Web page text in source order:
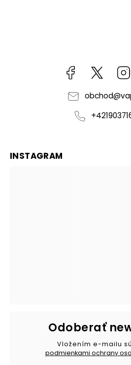
Facebook
obchod@
INSTAGRAM
Odoberať
Vložením e-mailu
podmienkami ochrany